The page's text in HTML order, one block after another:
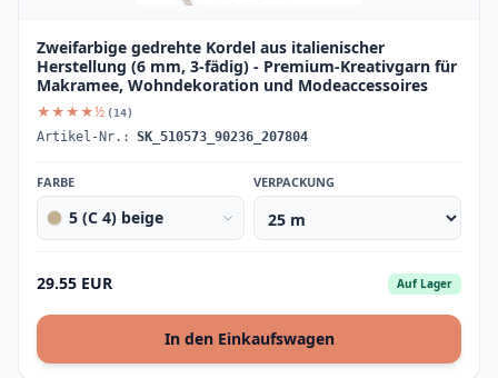
Zweifarbige gedrehte Kordel aus italienischer
Herstellung (6 mm, 3-fädig) - Premium-Kreativgarn für
Makramee, Wohndekoration und Modeaccessoires
★★★★½ (14)
Artikel-Nr.: SK_510573_90236_207804
FARBE
5 (C 4) beige
VERPACKUNG
29.55 EUR Auf Lager
In den Einkaufswagen